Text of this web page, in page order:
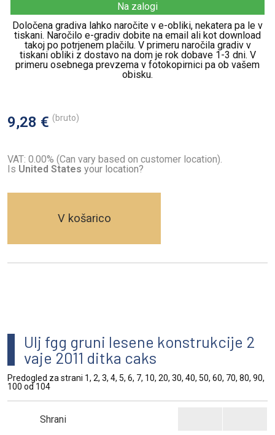
Na zalogi
Določena gradiva lahko naročite v e-obliki, nekatera pa le v
tiskani. Naročilo e-gradiv dobite na email ali kot download
takoj po potrjenem plačilu. V primeru naročila gradiv v
tiskani obliki z dostavo na dom je rok dobave 1-3 dni. V
primeru osebnega prevzema v fotokopirnici pa ob vašem
obisku.
9,28 € (bruto)
VAT: 0.00% (Can vary based on customer location).
Is United States your location?
V košarico
Ulj fgg gruni lesene konstrukcije 2
vaje 2011 ditka caks
Predogled za strani 1, 2, 3, 4, 5, 6, 7, 10, 20, 30, 40, 50, 60, 70, 80, 90,
100 od 104
Shrani